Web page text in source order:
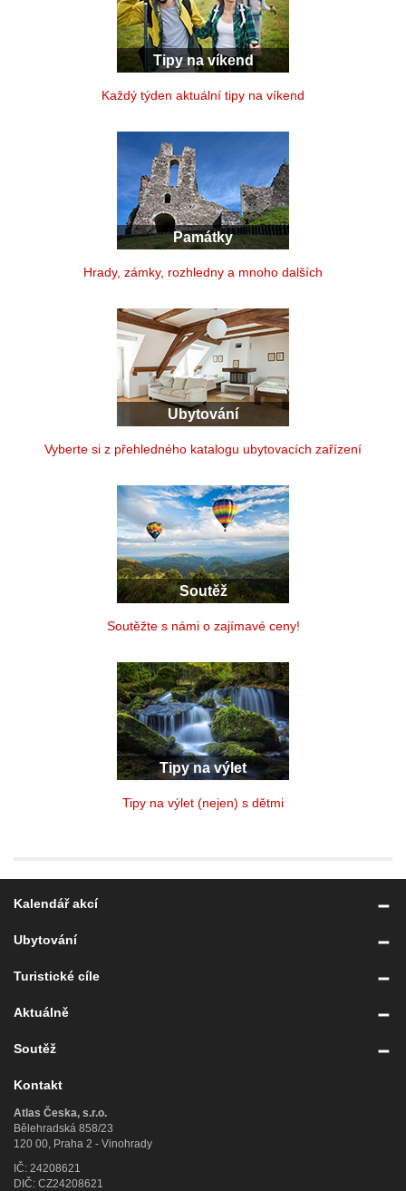
Tipy na víkend
Každý týden aktuální tipy na víkend
Památky
Hrady, zámky, rozhledny a mnoho dalších
Ubytování
Vyberte si z přehledného katalogu ubytovacích zařízení
Soutěž
Soutěžte s námi o zajímavé ceny!
Tipy na výlet
Tipy na výlet (nejen) s dětmi
Kalendář akcí
Ubytování
Turistické cíle
Aktuálně
Soutěž
Kontakt
Atlas Česka, s.r.o.
Bělehradská 858/23
120 00, Praha 2 - Vinohrady
IČ: 24208621
DIČ: CZ24208621